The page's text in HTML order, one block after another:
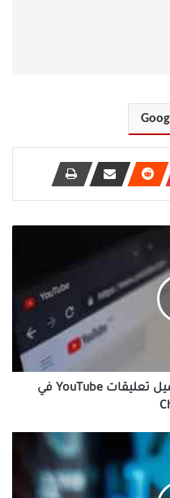
أفضل 6 طرق لإصلاح عدم تحميل تعليقات YouTube في